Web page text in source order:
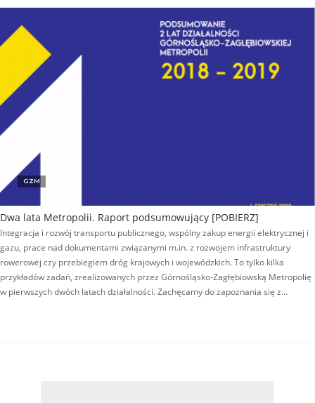
GZM
Dwa lata Metropolii. Raport podsumowujący [POBIERZ]
Integracja i rozwój transportu publicznego, wspólny zakup energii elektrycznej i
gazu, prace nad dokumentami związanymi m.in. z rozwojem infrastruktury
rowerowej czy przebiegiem dróg krajowych i wojewódzkich. To tylko kilka
przykładów zadań, zrealizowanych przez Górnośląsko-Zagłębiowską Metropolię
w pierwszych dwóch latach działalności. Zachęcamy do zapoznania się z…